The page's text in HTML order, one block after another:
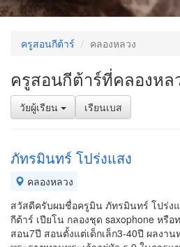
ครูสอนกีต้าร์ คลองหลวง
ครูสอนกีต้าร์ที่คลองหล
วัยผู้เรียน เรียนเบส
ภัทรมินทร์ โปร่งแสง
คลองหลวง
สวัสดีครับผมชื่อครูมิน ภัทรมินทร์ โปร่ง
กีต้าร์ เปียโน กลองชุด saxophone หรื
สอน7ปี สอนตั้งแต่เด็กเล็ก3-40ปี ผลงา